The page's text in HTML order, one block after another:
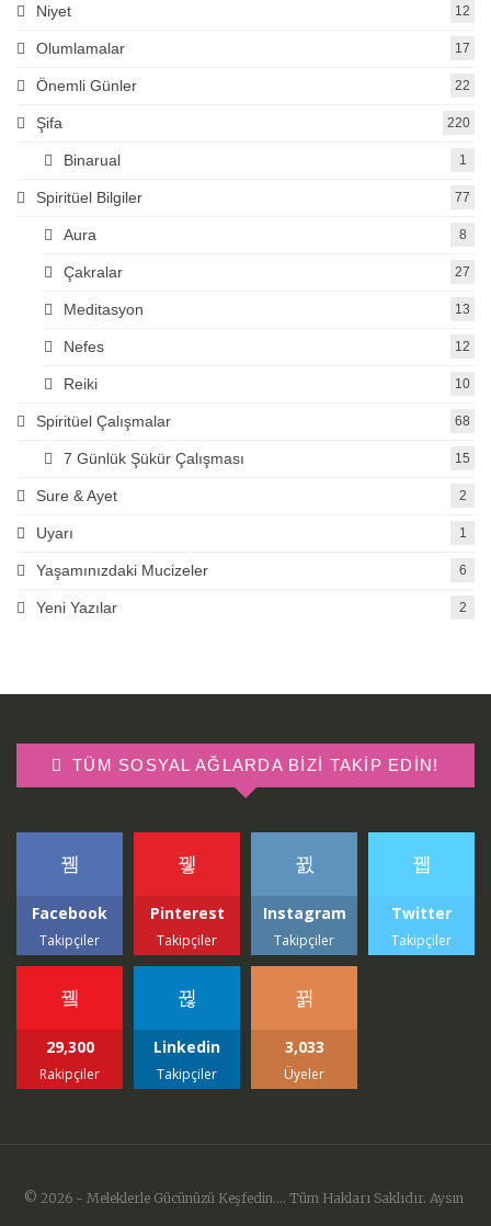
Niyet 12
Olumlamalar 17
Önemli Günler 22
Şifa 220
Binarual 1
Spiritüel Bilgiler 77
Aura 8
Çakralar 27
Meditasyon 13
Nefes 12
Reiki 10
Spiritüel Çalışmalar 68
7 Günlük Şükür Çalışması 15
Sure & Ayet 2
Uyarı 1
Yaşamınızdaki Mucizeler 6
Yeni Yazılar 2
TÜM SOSYAL AĞLARDA BIZI TAKIP EDIN!
Facebook
Takipçiler
Pinterest
Takipçiler
Instagram
Takipçiler
Twitter
Takipçiler
29,300
Rakipçiler
Linkedin
Takipçiler
3,033
Üyeler
© 2026 - Meleklerle Gücünüzü Keşfedin.... Tüm Hakları Saklıdır. Aysın